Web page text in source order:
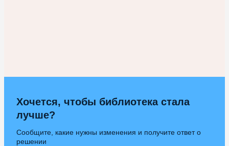
Хочется, чтобы библиотека стала
лучше?
Сообщите, какие нужны изменения и получите ответ о
решении